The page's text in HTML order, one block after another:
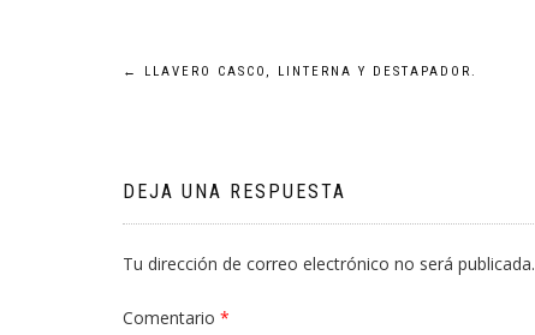
Navegación
entradas
← LLAVERO CASCO, LINTERNA Y DESTAPADOR.
DEJA UNA RESPUESTA
Tu dirección de correo electrónico no será publicada.
Comentario *